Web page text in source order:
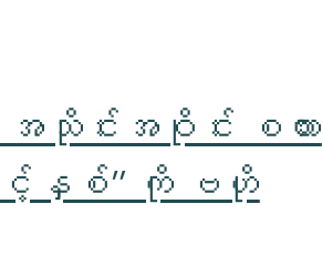
သိုင်းအဝိုင်း စကား
ခွင့်နှစ်” ကို ဗဟို